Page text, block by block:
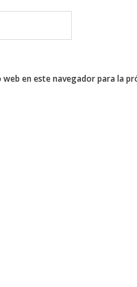
en este navegador para la